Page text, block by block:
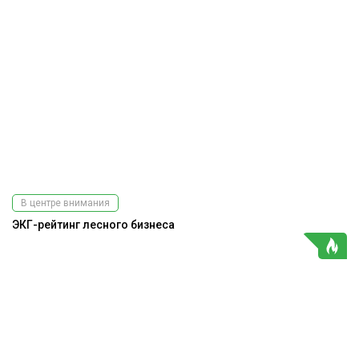
В центре внимания
ЭКГ-рейтинг лесного бизнеса